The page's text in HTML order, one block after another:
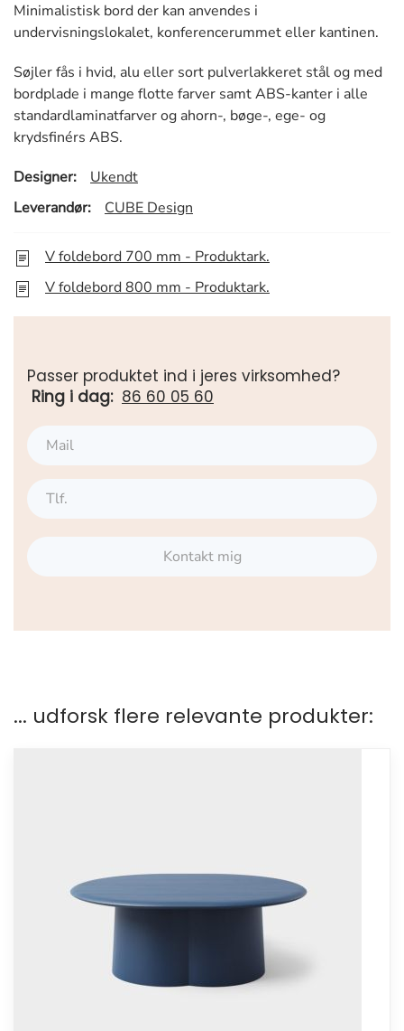
Minimalistisk bord der kan anvendes i
undervisningslokalet, konferencerummet eller kantinen.
Søjler fås i hvid, alu eller sort pulverlakkeret stål og med
bordplade i mange flotte farver samt ABS-kanter i alle
standardlaminatfarver og ahorn-, bøge-, ege- og
krydsfinérs ABS.
Designer:
Ukendt
Leverandør:
CUBE Design
V foldebord 700 mm - Produktark.
V foldebord 800 mm - Produktark.
Passer produktet ind i jeres virksomhed?
Ring i dag: 86 60 05 60
Kontakt mig
... udforsk flere relevante produkter: